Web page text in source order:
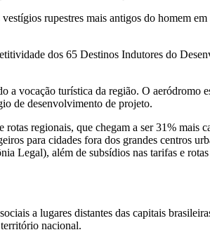
rupestres mais antigos do homem em
dos 65 Destinos Indutores do
vocação turística da região. O aeródromo
de desenvolvimento de projeto.
regionais, que chegam a ser 31% mais
para cidades fora dos grandes centros
Legal), além de subsídios nas tarifas e
a lugares distantes das capitais
nacional.